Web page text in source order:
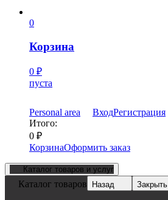
0
Корзина
0 ₽
пуста
Personal area ВходРегистрация
Итого:
0 ₽
КорзинаОформить заказ
Каталог товаров и услуг
Каталог товаров Назад Закрыть